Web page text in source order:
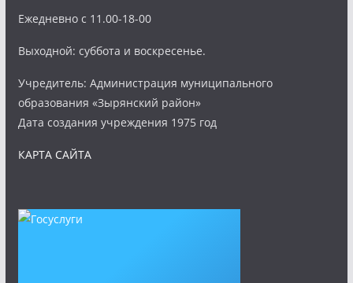
Ежедневно с 11.00-18-00
Выходной: суббота и воскресенье.
Учредитель: Администрация муниципального
образования «Зырянский район»
Дата создания учреждения 1975 год
КАРТА САЙТА